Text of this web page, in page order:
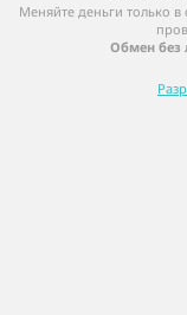
Меняйте деньги только
Обмен без